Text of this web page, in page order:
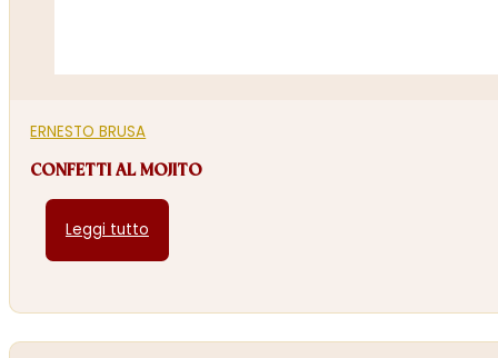
ERNESTO BRUSA
CONFETTI AL MOJITO
Leggi tutto